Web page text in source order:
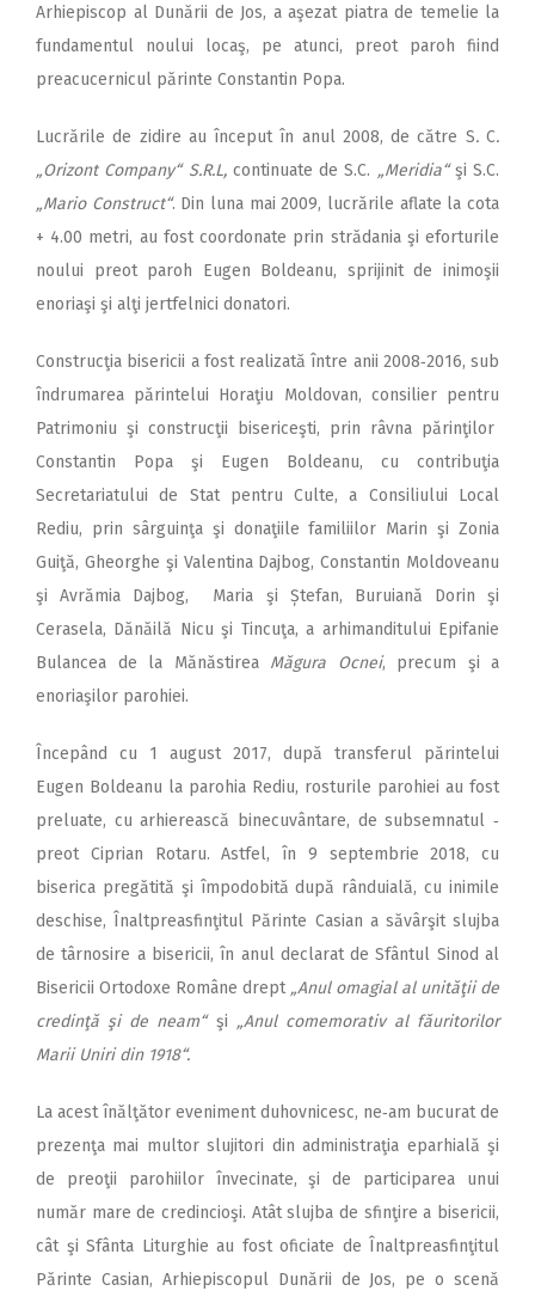
Arhiepiscop al Dunării de Jos, a aşezat piatra de temelie la
fundamentul noului locaş, pe atunci, preot paroh fiind
preacucernicul părinte Constantin Popa.
Lucrările de zidire au început în anul 2008, de către S.C.
„Orizont Company“ S.R.L,continuate de S.C. „Meridia“şi S.C.
„Mario Construct“. Din luna mai 2009, lucrările aflate la cota
+ 4.00 metri, au fost coordonate prin strădania şi eforturile
noului preot paroh Eugen Boldeanu, sprijinit de inimoşii
enoriaşi şi alţi jertfelnici donatori.
Construcţia bisericii a fost realizată între anii 2008‑2016, sub
îndrumarea părintelui Horaţiu Moldovan, consilier pentru
Patrimoniu şi construcţii bisericeşti, prin râvna părinţilor
Constantin Popa şi Eugen Boldeanu, cu contribuţia
Secretariatului de Stat pentru Culte, a Consiliului Local
Rediu, prin sârguinţa şi donaţiile familiilor Marin şi Zonia
Guiţă, Gheorghe şi Valentina Dajbog, Constantin Moldoveanu
şi Avrămia Dajbog, Maria şi Ștefan, Buruiană Dorin şi
Cerasela, Dănăilă Nicu şi Tincuţa, a arhimanditului Epifanie
Bulancea de la Mănăstirea Măgura Ocnei, precum şi a
enoriaşilor parohiei.
Începând cu 1 august 2017, după transferul părintelui
Eugen Boldeanu la parohia Rediu, rosturile parohiei au fost
preluate, cu arhierească binecuvântare, de subsemnatul ‑
preot Ciprian Rotaru. Astfel, în 9 septembrie 2018, cu
biserica pregătită şi împodobită după rânduială, cu inimile
deschise, Înaltpreasfinţitul Părinte Casian a săvârşit slujba
de târnosire a bisericii, în anul declarat de Sfântul Sinod al
Bisericii Ortodoxe Române drept „Anul omagial al unităţii de
credinţă şi de neam“şi „Anul comemorativ al făuritorilor
Marii Uniri din 1918“.
La acest înălţător eveniment duhovnicesc, ne‑am bucurat de
prezenţa mai multor slujitori din administraţia eparhială şi
de preoţii parohiilor învecinate, şi de participarea unui
număr mare de credincioşi. Atât slujba de sfinţire a bisericii,
cât şi Sfânta Liturghie au fost oficiate de Înaltpreasfinţitul
Părinte Casian, Arhiepiscopul Du­nării de Jos, pe o scenă